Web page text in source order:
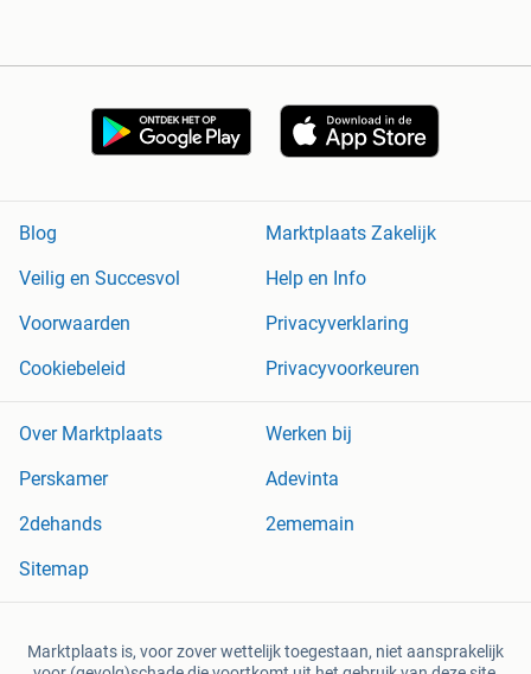
Blog
Marktplaats Zakelijk
Veilig en Succesvol
Help en Info
Voorwaarden
Privacyverklaring
Cookiebeleid
Privacyvoorkeuren
Over Marktplaats
Werken bij
Perskamer
Adevinta
2dehands
2ememain
Sitemap
Marktplaats is, voor zover wettelijk toegestaan, niet aansprakelijk